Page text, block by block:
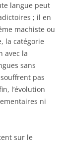
langue peut
; il en
machiste ou
la catégorie
avec la
sans
pas
l’évolution
ni
sur le